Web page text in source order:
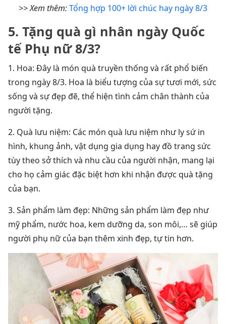
>> Xem thêm:Tổng hợp 100+ lời chúc hay ngày 8/3
5. Tặng quà gì nhân ngày Quốc
tế Phụ nữ 8/3?
1. Hoa: Đây là món quà truyền thống và rất phổ biến
trong ngày 8/3. Hoa là biểu tượng của sự tươi mới, sức
sống và sự đẹp đẽ, thể hiện tình cảm chân thành của
người tặng.
2. Quà lưu niệm: Các món quà lưu niệm như ly sứ in
hình, khung ảnh, vật dụng gia dụng hay đồ trang sức
tùy theo sở thích và nhu cầu của người nhận, mang lại
cho họ cảm giác đặc biệt hơn khi nhận được quà tặng
của bạn.
3. Sản phẩm làm đẹp: Những sản phẩm làm đẹp như
mỹ phẩm, nước hoa, kem dưỡng da, son môi,… sẽ giúp
người phụ nữ của bạn thêm xinh đẹp, tự tin hơn.